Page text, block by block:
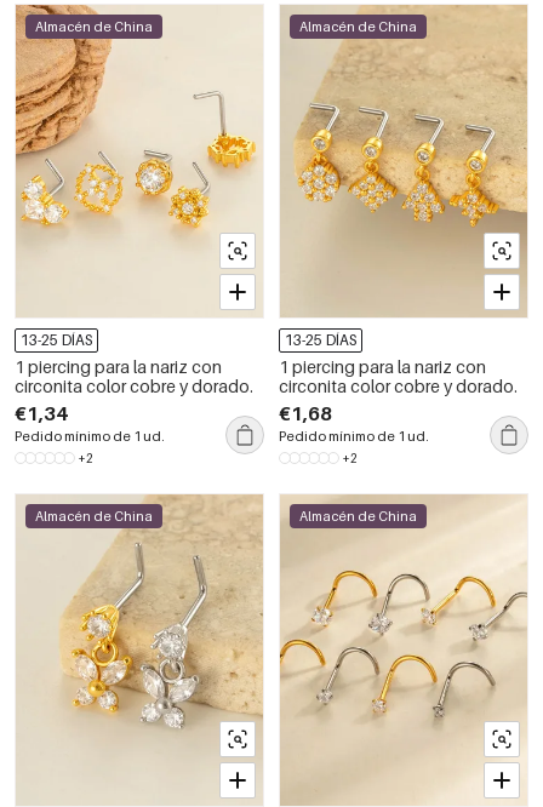
Almacén de China
13-25 DÍAS
1 piercing para la nariz con
circonita color cobre y dorado.
€1,34
Pedido mínimo de 1 ud.
+2
Almacén de China
13-25 DÍAS
1 piercing para la nariz con
circonita color cobre y dorado.
€1,68
Pedido mínimo de 1 ud.
+2
Almacén de China Almacén de China